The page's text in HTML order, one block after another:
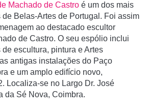
Machado de Castro é um dos mais
de Belas-Artes de Portugal. Foi assim
ao destacado escultor
de Castro. O seu espólio inclui
escultura, pintura e Artes
antigas instalações do Paço
e um amplo edifí­cio novo,
Localiza-se no Largo Dr. José
da Sé Nova, Coimbra.